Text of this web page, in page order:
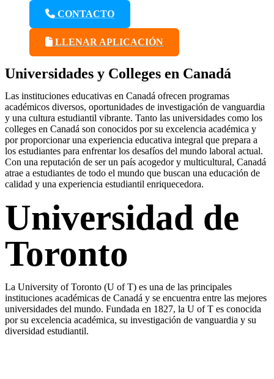
CONTACTO
LLENAR APLICACIÓN
Universidades y Colleges en Canadá
Las instituciones educativas en Canadá ofrecen programas
académicos diversos, oportunidades de investigación de vanguardia
y una cultura estudiantil vibrante. Tanto las universidades como los
colleges en Canadá son conocidos por su excelencia académica y
por proporcionar una experiencia educativa integral que prepara a
los estudiantes para enfrentar los desafíos del mundo laboral actual.
Con una reputación de ser un país acogedor y multicultural, Canadá
atrae a estudiantes de todo el mundo que buscan una educación de
calidad y una experiencia estudiantil enriquecedora.
Universidad de
Toronto
La University of Toronto (U of T) es una de las principales
instituciones académicas de Canadá y se encuentra entre las mejores
universidades del mundo. Fundada en 1827, la U of T es conocida
por su excelencia académica, su investigación de vanguardia y su
diversidad estudiantil.